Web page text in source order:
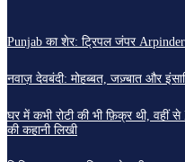
Punjab का शेर: ट्रिपल जंपर
नवाज़ देवबंदी: मोहब्बत, जज़्बात और
घर में कभी रोटी की भी फ़िक्र थी, वहीं
की कहानी लिखी